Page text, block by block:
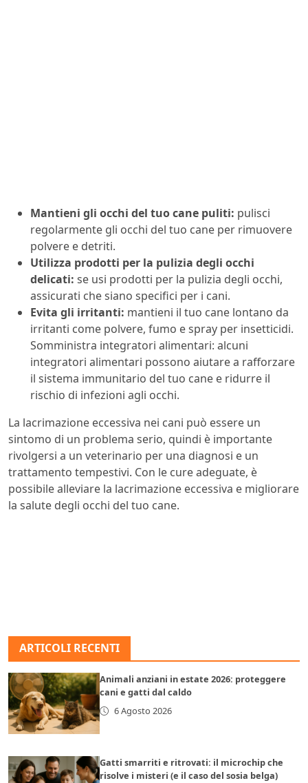
Mantieni gli occhi del tuo cane puliti: pulisci
regolarmente gli occhi del tuo cane per rimuovere
polvere e detriti.
Utilizza prodotti per la pulizia degli occhi
delicati: se usi prodotti per la pulizia degli occhi,
assicurati che siano specifici per i cani.
Evita gli irritanti: mantieni il tuo cane lontano da
irritanti come polvere, fumo e spray per insetticidi.
Somministra integratori alimentari: alcuni
integratori alimentari possono aiutare a rafforzare
il sistema immunitario del tuo cane e ridurre il
rischio di infezioni agli occhi.
La lacrimazione eccessiva nei cani può essere un
sintomo di un problema serio, quindi è importante
rivolgersi a un veterinario per una diagnosi e un
trattamento tempestivi. Con le cure adeguate, è
possibile alleviare la lacrimazione eccessiva e migliorare
la salute degli occhi del tuo cane.
ARTICOLI RECENTI
Animali anziani in estate 2026: proteggere
cani e gatti dal caldo
6 Agosto 2026
Gatti smarriti e ritrovati: il microchip che
risolve i misteri (e il caso del sosia belga)